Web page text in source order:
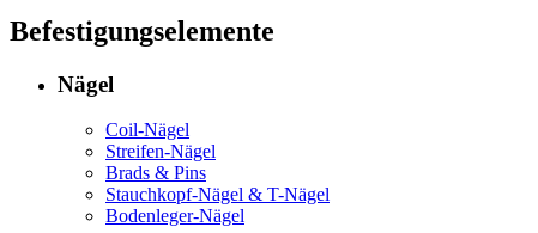
Befestigungselemente
Nägel
Coil-Nägel
Streifen-Nägel
Brads & Pins
Stauchkopf-Nägel & T-Nägel
Bodenleger-Nägel